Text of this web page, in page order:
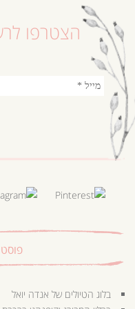
הצטרפו
בלוג הטיולים של אנדה יואל